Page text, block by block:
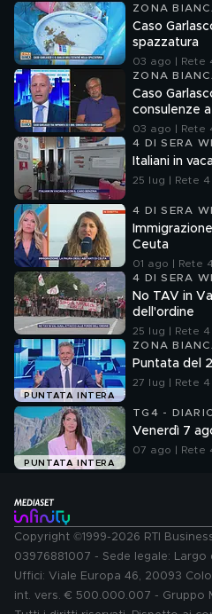
ZONA
Caso
spazzatura
03 ago | Rete
ZONA
Caso
consulenze
03 ago | Rete
4 DI SERA
Italiani in
25 lug | Rete 4
4 DI SERA
Ceuta
01 ago | Rete 4
4 DI SERA
No TAV in
dell'ordine
25 lug | Rete 4
PUNTATA INTERA
ZONA
Puntata del
27 lug | Rete 4
PUNTATA INTERA
TG4 -
Venerdì 7
07 ago | Rete
Copyright ©1999-2026 RTI
03976881007 - Sede legale: Largo
Uffici: Viale Europa 46, 20093
int. vers. € 500.000.007 - Gruppo